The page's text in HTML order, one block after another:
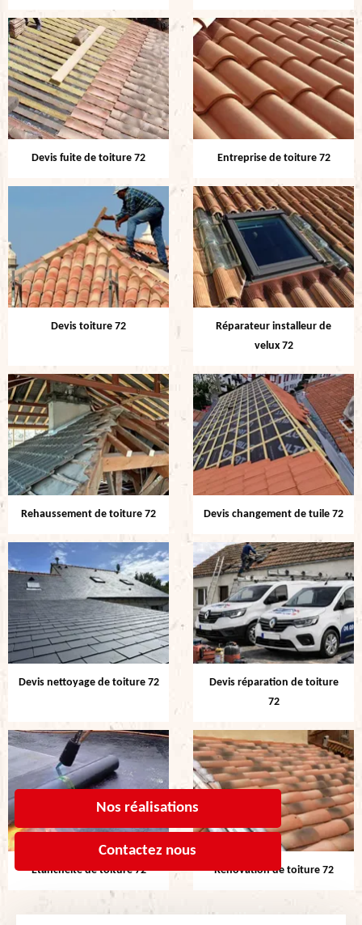
Nos réalisations
Contactez nous
Devis fuite de toiture 72 Entreprise de toiture 72
Devis toiture 72
Réparateur installeur de
velux 72
Rehaussement de toiture 72 Devis changement de tuile 72
Devis nettoyage de toiture 72
Devis réparation de toiture
72
Etanchéité de toiture 72 Rénovation de toiture 72